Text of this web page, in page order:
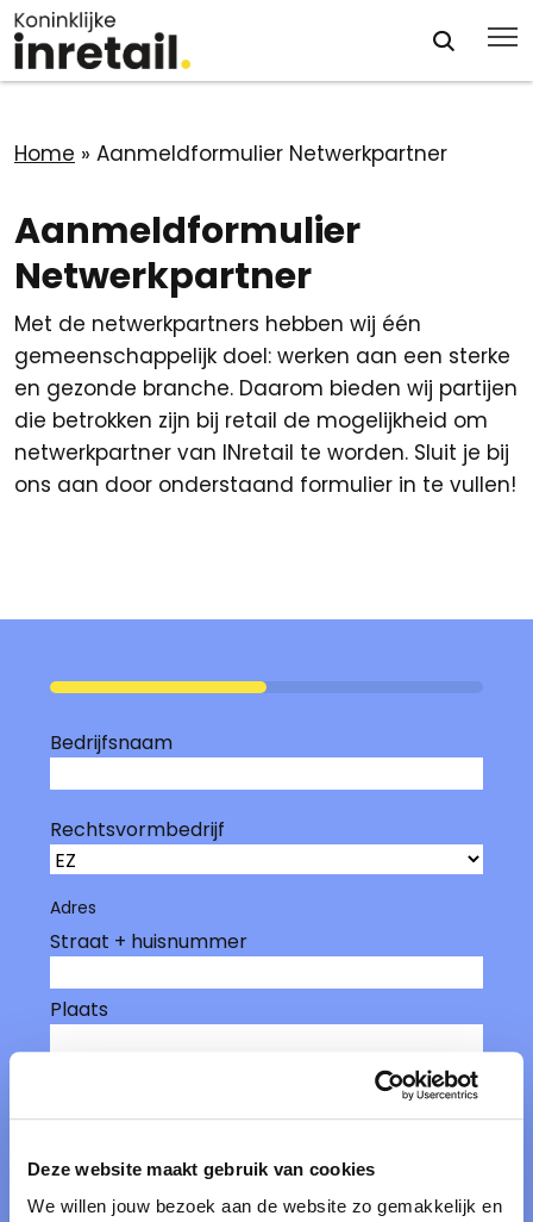
Deze website maakt gebruik van cookies
We willen jouw bezoek aan de website zo gemakkelijk en
Home » Aanmeldformulier Netwerkpartner
Aanmeldformulier
Netwerkpartner
Met de netwerkpartners hebben wij één
gemeenschappelijk doel: werken aan een sterke
en gezonde branche. Daarom bieden wij partijen
die betrokken zijn bij retail de mogelijkheid om
netwerkpartner van INretail te worden. Sluit je bij
ons aan door onderstaand formulier in te vullen!
50%
Bedrijfsnaam
Rechtsvormbedrijf
Adres
Straat + huisnummer
Plaats
Land